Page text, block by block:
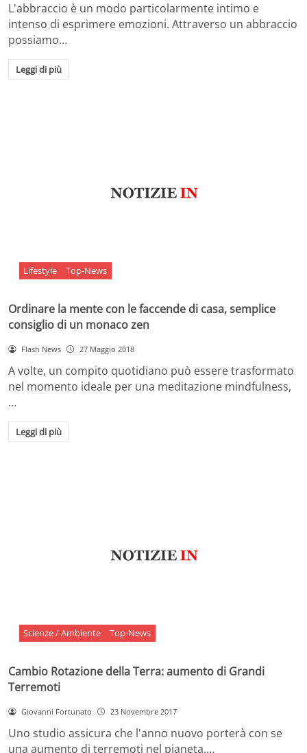
L'abbraccio è un modo particolarmente intimo e
intenso di esprimere emozioni. Attraverso un abbraccio
possiamo…
Leggi di più
Lifestyle Top-News
Ordinare la mente con le faccende di casa, semplice
consiglio di un monaco zen
Flash News 27 Maggio 2018
A volte, un compito quotidiano può essere trasformato
nel momento ideale per una meditazione mindfulness,
…
Leggi di più
Scienze / Ambiente Top-News
Cambio Rotazione della Terra: aumento di Grandi
Terremoti
Giovanni Fortunato 23 Novembre 2017
Uno studio assicura che l'anno nuovo porterà con se
una aumento di terremoti nel pianeta.…